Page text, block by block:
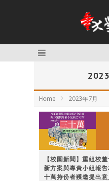
Home 2023年7月
【校園新聞】重組校
新方案與專責小組報
十萬持份者獲邀提出意